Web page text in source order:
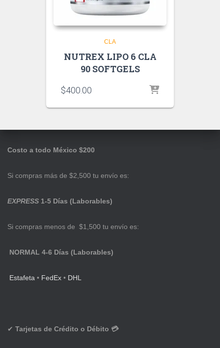
CLA
NUTREX LIPO 6 CLA
90 SOFTGELS
$400.00
Costo a todo México $200
Si compras más de $2,500 tu envío es:
EXPRESS 1-5 Días (Laborables)
Si compras menos de $1,500 tu envío es:
NORMAL 4-6 Días (Laborables)
Estafeta • FedEx • DHL
✔ Tarjetas de Crédito o Débito 💳